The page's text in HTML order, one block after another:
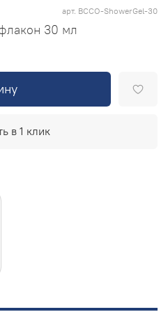
арт. BCCO-ShowerGel-30
30 мл
в 1 клик